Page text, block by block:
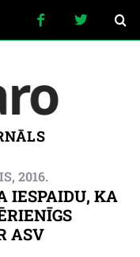
2016.
IESPAIDU, KA
ASV